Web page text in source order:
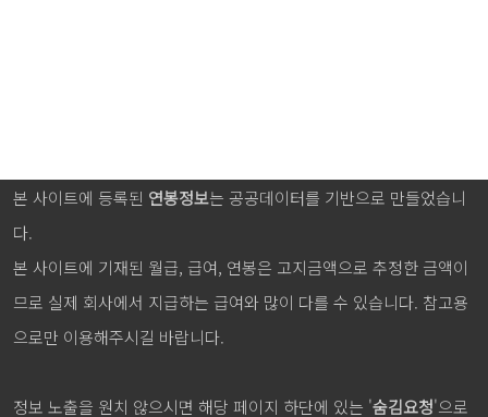
본 사이트에 등록된 연봉정보는 공공데이터를 기반으로 만들었습니
다.
본 사이트에 기재된 월급, 급여, 연봉은 고지금액으로 추정한 금액이
므로 실제 회사에서 지급하는 급여와 많이 다를 수 있습니다. 참고용
으로만 이용해주시길 바랍니다.
정보 노출을 원치 않으시면 해당 페이지 하단에 있는 '숨김요청'으로